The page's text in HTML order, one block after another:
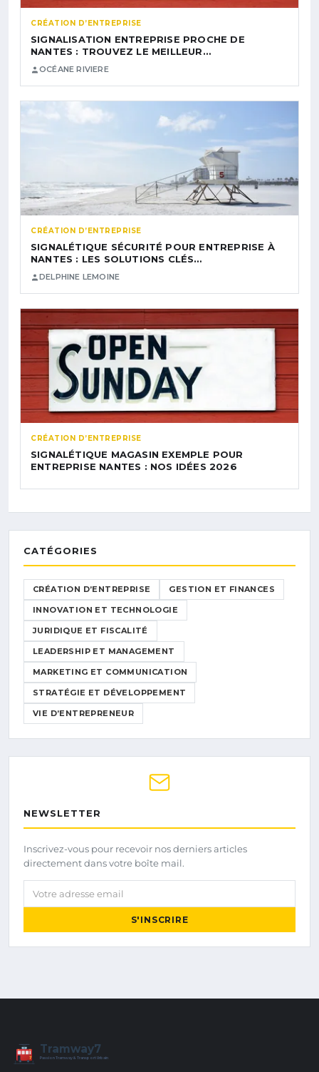
CRÉATION D’ENTREPRISE
SIGNALISATION ENTREPRISE PROCHE DE
NANTES : TROUVEZ LE MEILLEUR…
OCÉANE RIVIERE
CRÉATION D’ENTREPRISE
SIGNALÉTIQUE SÉCURITÉ POUR ENTREPRISE À
NANTES : LES SOLUTIONS CLÉS…
DELPHINE LEMOINE
CRÉATION D’ENTREPRISE
SIGNALÉTIQUE MAGASIN EXEMPLE POUR
ENTREPRISE NANTES : NOS IDÉES 2026
CATÉGORIES
CRÉATION D’ENTREPRISE GESTION ET FINANCES
INNOVATION ET TECHNOLOGIE
JURIDIQUE ET FISCALITÉ
LEADERSHIP ET MANAGEMENT
MARKETING ET COMMUNICATION
STRATÉGIE ET DÉVELOPPEMENT
VIE D’ENTREPRENEUR
NEWSLETTER
Inscrivez-vous pour recevoir nos derniers articles
directement dans votre boîte mail.
Votre adresse email
S'INSCRIRE
7
Tramway7
Passion Tramway & Transport Urbain